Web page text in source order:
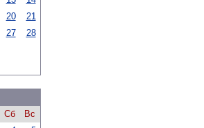
20
21
27
28
Сб
Вс